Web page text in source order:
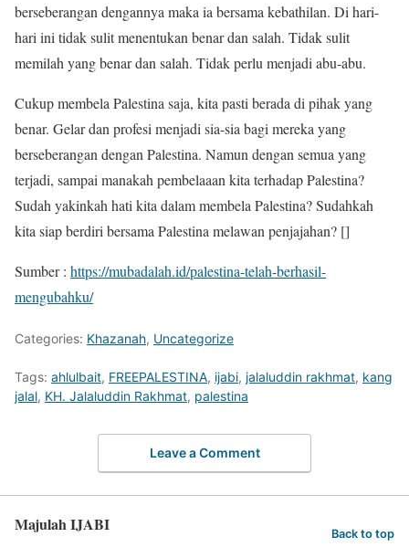
berseberangan dengannya maka ia bersama kebathilan. Di hari-
hari ini tidak sulit menentukan benar dan salah. Tidak sulit
memilah yang benar dan salah. Tidak perlu menjadi abu-abu.
Cukup membela Palestina saja, kita pasti berada di pihak yang
benar. Gelar dan profesi menjadi sia-sia bagi mereka yang
berseberangan dengan Palestina. Namun dengan semua yang
terjadi, sampai manakah pembelaaan kita terhadap Palestina?
Sudah yakinkah hati kita dalam membela Palestina? Sudahkah
kita siap berdiri bersama Palestina melawan penjajahan? []
Sumber : https://mubadalah.id/palestina-telah-berhasil-
mengubahku/
Categories: Khazanah, Uncategorize
Tags: ahlulbait, FREEPALESTINA, ijabi, jalaluddin rakhmat, kang
jalal, KH. Jalaluddin Rakhmat, palestina
Leave a Comment
Majulah IJABI Back to top